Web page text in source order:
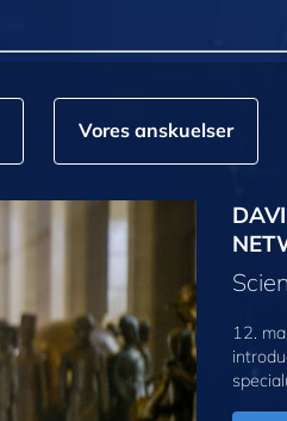
Vores anskuelser
12.